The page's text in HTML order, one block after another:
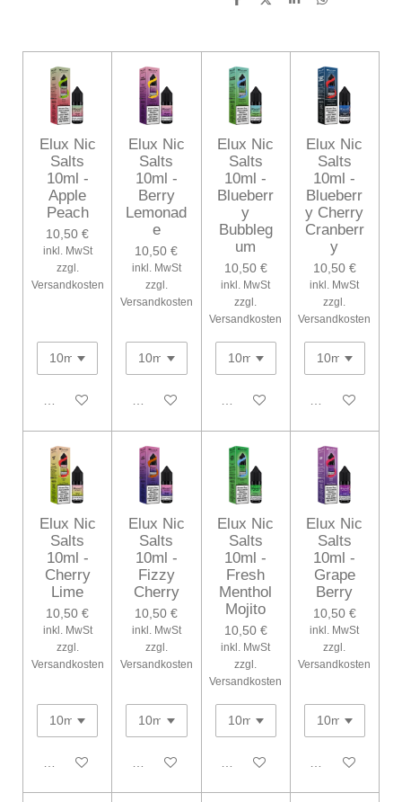
T
e
n
T
e
T
e
T
e
n
Elux Nic
Salts
10ml -
Apple
Peach
10,50 €
inkl. MwSt
zzgl.
Versandkosten
In den Warenkorb
Elux Nic
Salts
10ml -
Berry
Lemonad
e
10,50 €
inkl. MwSt
zzgl.
Versandkosten
In den Warenkorb
Elux Nic
Salts
10ml -
Blueberr
y
Bubbleg
um
10,50 €
inkl. MwSt
zzgl.
Versandkosten
In den Warenkorb
Elux Nic
Salts
10ml -
Blueberr
y Cherry
Cranberr
y
10,50 €
inkl. MwSt
zzgl.
Versandkosten
In den
Elux Nic
Salts
10ml -
Cherry
Lime
10,50 €
inkl. MwSt
zzgl.
Versandkosten
In den Warenkorb
Elux Nic
Salts
10ml -
Fizzy
Cherry
10,50 €
inkl. MwSt
zzgl.
Versandkosten
In den Warenkorb
Elux Nic
Salts
10ml -
Fresh
Menthol
Mojito
10,50 €
inkl. MwSt
zzgl.
Versandkosten
In den Warenkorb
Elux Nic
Salts
10ml -
Grape
Berry
10,50 €
inkl. MwSt
zzgl.
Versandkosten
In den